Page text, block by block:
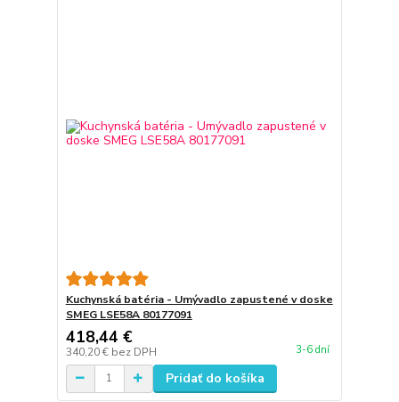
Kuchynská batéria - Umývadlo zapustené v doske
SMEG LSE58A 80177091
418,44 €
340,20 € bez DPH 3-6 dní
Pridať do košíka